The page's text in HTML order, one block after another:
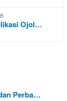
Ojol…
Perba…